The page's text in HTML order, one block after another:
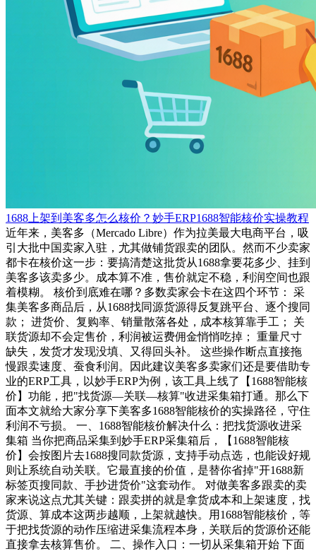
1688上架到美客多怎么核价？妙手ERP1688智能核价实操教程
近年来，美客多（Mercado Libre）作为拉美最大电商平台，吸
引大批中国卖家入驻，尤其做铺货跟卖的团队。然而不少卖家
都卡在核价这一步：要搞清楚这批货从1688拿要花多少、挂到
美客多该卖多少。成本算不准，售价就定不稳，利润空间也跟
着模糊。 核价到底难在哪？多数卖家会卡在这四个环节： 采
集美客多商品后，从1688找同源货源得反复跳平台、逐个搜同
款； 进货价、复购率、销量散落各处，成本核算靠手工； 关
联货源却不会定售价，利润被运费佣金悄悄吃掉； 重量尺寸
缺失，发货才发现没填、又得回头补。 这些操作断点直接拖
慢跟卖速度、蚕食利润。因此建议美客多卖家们还是要借助专
业的ERP工具，以妙手ERP为例，该工具上线了【1688智能核
价】功能，把"找货源—关联—核算"收进采集箱打通。那么下
面本文就给大家分享下美客多1688智能核价的实操路径，守住
利润不亏损。 一、1688智能核价解决什么：把找货源收进采
集箱 当你把商品采集到妙手ERP采集箱后，【1688智能核
价】会按图片去1688搜同款货源，支持手动点选，也能设好规
则让系统自动关联。它最直接的价值，是替你省掉"开1688新
标签页搜同款、手抄进货价"这套动作。 对做美客多跟卖的卖
家来说这点尤其关键：跟卖拼的就是拿货成本和上架速度，找
货源、算成本这两步越顺，上架就越快。用1688智能核价，等
于把找货源的动作压缩进采集流程本身，关联后的货源价还能
直接拿去核算售价。 二、操作入口：一切从采集箱开始 下面